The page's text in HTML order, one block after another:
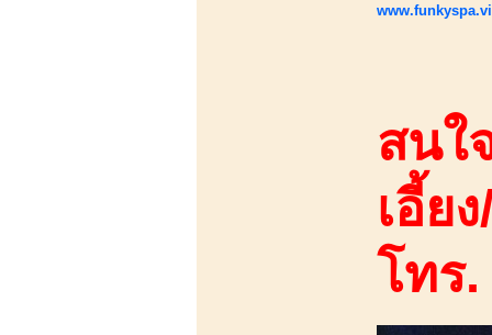
สนใ
เอี้ย
โทร